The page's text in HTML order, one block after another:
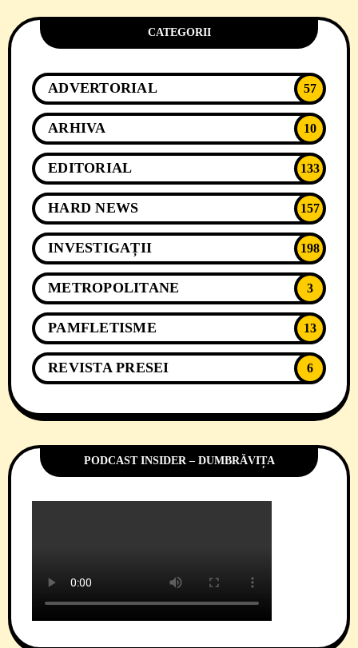
CATEGORII
ADVERTORIAL 57
ARHIVA 10
EDITORIAL 133
HARD NEWS 157
INVESTIGAȚII 198
METROPOLITANE 3
PAMFLETISME 13
REVISTA PRESEI 6
PODCAST INSIDER – DUMBRĂVIȚA